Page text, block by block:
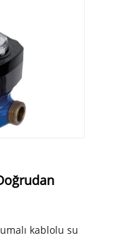
kablolu su